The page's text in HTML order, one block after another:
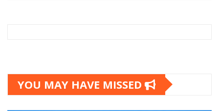
YOU MAY HAVE MISSED